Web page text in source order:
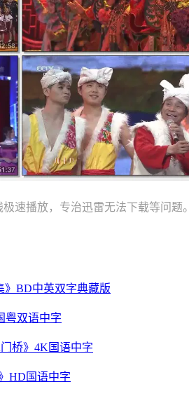
速播放，专治迅雷无法下载等问题。
》BD中英双字典藏版
粤双语中字
桥》4K国语中字
HD国语中字